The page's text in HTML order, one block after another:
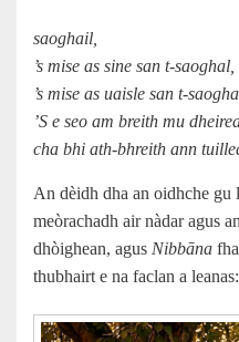
saoghail,
’s mise as sine san t-saoghal,
’s mise as uaisle san t-
’S e seo am breith mu
cha bhi ath-bhreith ann
An dèidh dha an oidhche gu
meòrachadh air nàdar agus
dhòighean, agus Nibbāna
thubhairt e na faclan a leanas: